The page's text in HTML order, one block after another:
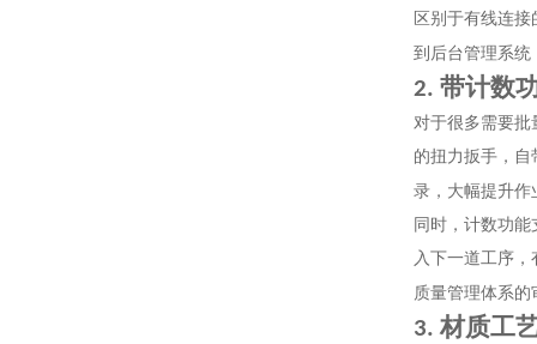
区别于有线连
到后台管理系统
2. 带计数
对于很多需要批
的扭力扳手，自
录，大幅提升作
同时，计数功
入下一道工序
质量管理体系的
3.材质工